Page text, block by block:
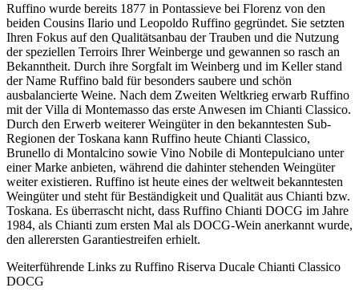
Ruffino wurde bereits 1877 in Pontassieve bei Florenz von den
beiden Cousins Ilario und Leopoldo Ruffino gegründet. Sie setzten
Ihren Fokus auf den Qualitätsanbau der Trauben und die Nutzung
der speziellen Terroirs Ihrer Weinberge und gewannen so rasch an
Bekanntheit. Durch ihre Sorgfalt im Weinberg und im Keller stand
der Name Ruffino bald für besonders saubere und schön
ausbalancierte Weine. Nach dem Zweiten Weltkrieg erwarb Ruffino
mit der Villa di Montemasso das erste Anwesen im Chianti Classico.
Durch den Erwerb weiterer Weingüter in den bekanntesten Sub-
Regionen der Toskana kann Ruffino heute Chianti Classico,
Brunello di Montalcino sowie Vino Nobile di Montepulciano unter
einer Marke anbieten, während die dahinter stehenden Weingüter
weiter existieren. Ruffino ist heute eines der weltweit bekanntesten
Weingüter und steht für Beständigkeit und Qualität aus Chianti bzw.
Toskana. Es überrascht nicht, dass Ruffino Chianti DOCG im Jahre
1984, als Chianti zum ersten Mal als DOCG-Wein anerkannt wurde,
den allerersten Garantiestreifen erhielt.
Weiterführende Links zu Ruffino Riserva Ducale Chianti Classico
DOCG